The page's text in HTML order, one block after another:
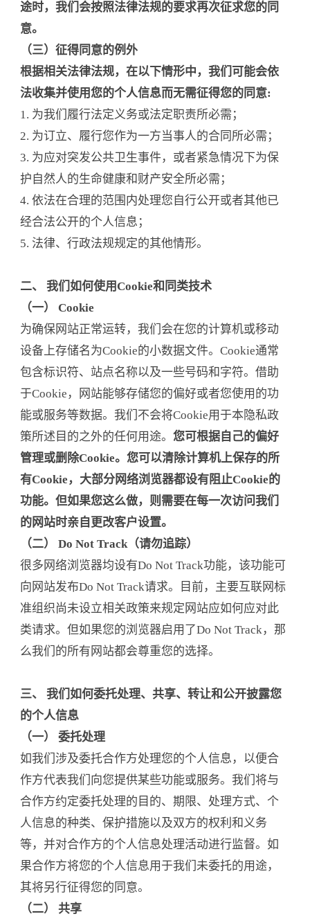
途时，我们会按照法律法规的要求再次征求您的同
意。
（三）征得同意的例外
根据相关法律法规，在以下情形中，我们可能会依
法收集并使用您的个人信息而无需征得您的同意:
1. 为我们履行法定义务或法定职责所必需；
2. 为订立、履行您作为一方当事人的合同所必需；
3. 为应对突发公共卫生事件，或者紧急情况下为保
护自然人的生命健康和财产安全所必需；
4. 依法在合理的范围内处理您自行公开或者其他已
经合法公开的个人信息；
5. 法律、行政法规规定的其他情形。
二、 我们如何使用Cookie和同类技术
（一） Cookie
为确保网站正常运转，我们会在您的计算机或移动
设备上存储名为Cookie的小数据文件。Cookie通常
包含标识符、站点名称以及一些号码和字符。借助
于Cookie，网站能够存储您的偏好或者您使用的功
能或服务等数据。我们不会将Cookie用于本隐私政
策所述目的之外的任何用途。 您可根据自己的偏好
管理或删除Cookie。您可以清除计算机上保存的所
有Cookie，大部分网络浏览器都设有阻止Cookie的
功能。但如果您这么做，则需要在每一次访问我们
的网站时亲自更改客户设置。
（二） Do Not Track（请勿追踪）
很多网络浏览器均设有Do Not Track功能，该功能可
向网站发布Do Not Track请求。目前，主要互联网标
准组织尚未设立相关政策来规定网站应如何应对此
类请求。但如果您的浏览器启用了Do Not Track，那
么我们的所有网站都会尊重您的选择。
三、 我们如何委托处理、共享、转让和公开披露您
的个人信息
（一） 委托处理
如我们涉及委托合作方处理您的个人信息，以便合
作方代表我们向您提供某些功能或服务。我们将与
合作方约定委托处理的目的、期限、处理方式、个
人信息的种类、保护措施以及双方的权利和义务
等，并对合作方的个人信息处理活动进行监督。如
果合作方将您的个人信息用于我们未委托的用途，
其将另行征得您的同意。
（二） 共享